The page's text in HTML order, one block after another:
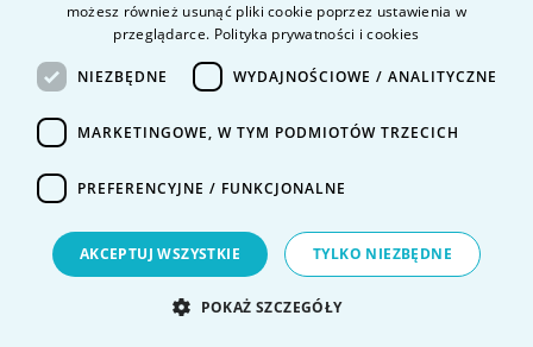
Praca jako freelancer w branży IT w
Warszawie – jak zacząć?
Freelancing w IT może być atrakcyjny, ale zwykle
początku warto zacząć od małych projektów, na przykład
w aplikacjach lub wsparcia technicznego. Kluczowe jest
zbudowanie portfolio, zebranie opinii klientów i nauczenie
się jasnego ustalania zakresu zlecenia. Freelancer musi
możesz również usunąć pliki cookie poprzez ustawienia w
przeglądarce. Polityka prywatności i cookies
NIEZBĘDNE WYDAJNOŚCIOWE / ANALITYCZNE
MARKETINGOWE, W TYM PODMIOTÓW TRZECICH
PREFERENCYJNE / FUNKCJONALNE
AKCEPTUJ WSZYSTKIE TYLKO NIEZBĘDNE
POKAŻ SZCZEGÓŁY